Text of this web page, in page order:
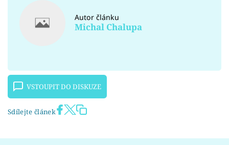
Autor článku
Michal Chalupa
VSTOUPIT DO DISKUZE
Sdílejte článek